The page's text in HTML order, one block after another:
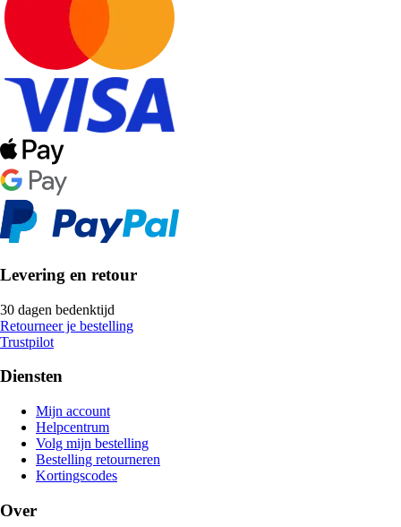
Levering en retour
30 dagen bedenktijd
Retourneer je bestelling
Trustpilot
Diensten
Mijn account
Helpcentrum
Volg mijn bestelling
Bestelling retourneren
Kortingscodes
Over